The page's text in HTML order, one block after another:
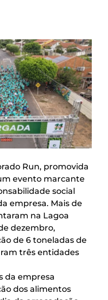
Run, promovida
evento marcante
social
empresa. Mais de
na Lagoa
dezembro,
de 6 toneladas de
três entidades
da empresa
dos alimentos